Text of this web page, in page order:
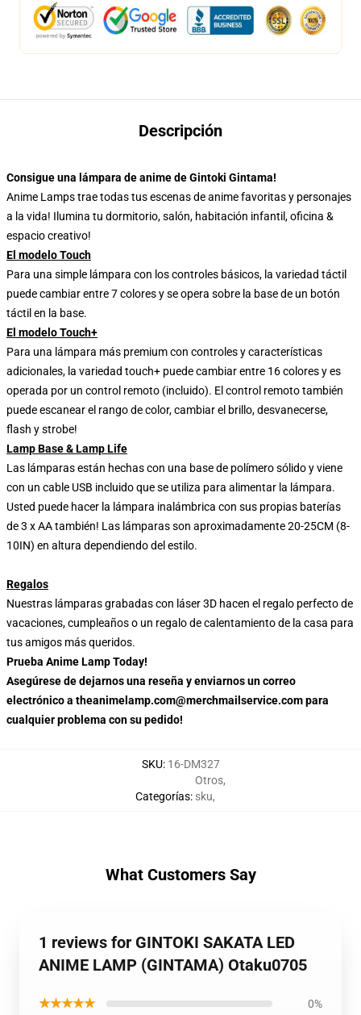
Descripción
Consigue una lámpara de anime de Gintoki Gintama!
Anime Lamps trae todas tus escenas de anime favoritas y personajes
a la vida! Ilumina tu dormitorio, salón, habitación infantil, oficina &
espacio creativo!
El modelo Touch
Para una simple lámpara con los controles básicos, la variedad táctil
puede cambiar entre 7 colores y se opera sobre la base de un botón
táctil en la base.
El modelo Touch+
Para una lámpara más premium con controles y características
adicionales, la variedad touch+ puede cambiar entre 16 colores y es
operada por un control remoto (incluido). El control remoto también
puede escanear el rango de color, cambiar el brillo, desvanecerse,
flash y strobe!
Lamp Base & Lamp Life
Las lámparas están hechas con una base de polímero sólido y viene
con un cable USB incluido que se utiliza para alimentar la lámpara.
Usted puede hacer la lámpara inalámbrica con sus propias baterías
de 3 x AA también! Las lámparas son aproximadamente 20-25CM (8-
10IN) en altura dependiendo del estilo.
Regalos
Nuestras lámparas grabadas con láser 3D hacen el regalo perfecto de
vacaciones, cumpleaños o un regalo de calentamiento de la casa para
tus amigos más queridos.
Prueba Anime Lamp Today!
Asegúrese de dejarnos una reseña y enviarnos un correo
electrónico a theanimelamp.com@merchmailservice.com para
cualquier problema con su pedido!
SKU: 16-DM327
Categorías:
Otros,
sku,
What Customers Say
1 reviews for GINTOKI SAKATA LED
ANIME LAMP (GINTAMA) Otaku0705
★★★★★ 0%